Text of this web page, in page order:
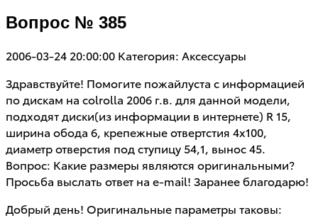
Вопрос № 385
2006-03-24 20:00:00 Категория: Аксессуары
Здравствуйте! Помогите пожайлуста с информацией
по дискам на colrolla 2006 г.в. для данной модели,
подходят диски(из информации в интернете) R 15,
ширина обода 6, крепежные отвертстия 4х100,
диаметр отверстия под ступицу 54,1, вынос 45.
Вопрос: Какие размеры являются оригинальными?
Просьба выслать ответ на е-mail! Заранее благодарю!
Добрый день! Оригинальные параметры таковы: